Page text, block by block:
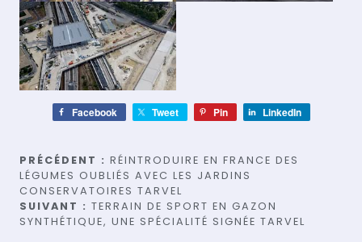
Facebook Tweet Pin LinkedIn
Navigation
de
l’article
PRÉCÉDENT : RÉINTRODUIRE EN FRANCE DES
LÉGUMES OUBLIÉS AVEC LES JARDINS
CONSERVATOIRES TARVEL
SUIVANT : TERRAIN DE SPORT EN GAZON
SYNTHÉTIQUE, UNE SPÉCIALITÉ SIGNÉE TARVEL